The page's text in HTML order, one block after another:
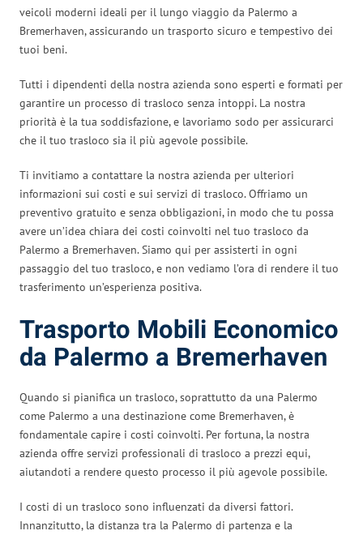
veicoli moderni ideali per il lungo viaggio da Palermo a
Bremerhaven, assicurando un trasporto sicuro e tempestivo dei
tuoi beni.
Tutti i dipendenti della nostra azienda sono esperti e formati per
garantire un processo di trasloco senza intoppi. La nostra
priorità è la tua soddisfazione, e lavoriamo sodo per assicurarci
che il tuo trasloco sia il più agevole possibile.
Ti invitiamo a contattare la nostra azienda per ulteriori
informazioni sui costi e sui servizi di trasloco. Offriamo un
preventivo gratuito e senza obbligazioni, in modo che tu possa
avere un’idea chiara dei costi coinvolti nel tuo trasloco da
Palermo a Bremerhaven. Siamo qui per assisterti in ogni
passaggio del tuo trasloco, e non vediamo l’ora di rendere il tuo
trasferimento un’esperienza positiva.
Trasporto Mobili Economico
da Palermo a Bremerhaven
Quando si pianifica un trasloco, soprattutto da una Palermo
come Palermo a una destinazione come Bremerhaven, è
fondamentale capire i costi coinvolti. Per fortuna, la nostra
azienda offre servizi professionali di trasloco a prezzi equi,
aiutandoti a rendere questo processo il più agevole possibile.
I costi di un trasloco sono influenzati da diversi fattori.
Innanzitutto, la distanza tra la Palermo di partenza e la